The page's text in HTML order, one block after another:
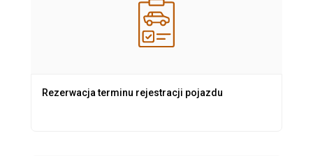
Rezerwacja terminu rejestracji pojazdu